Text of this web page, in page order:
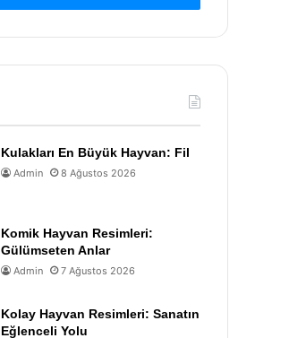
Kulakları En Büyük Hayvan: Fil
Admin 8 Ağustos 2026
Komik Hayvan Resimleri:
Gülümseten Anlar
Admin 7 Ağustos 2026
Kolay Hayvan Resimleri: Sanatın
Eğlenceli Yolu